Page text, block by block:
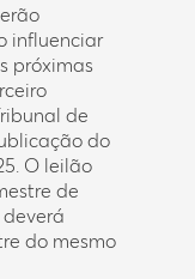
influenciar
próximas
de
do
O leilão
de
do mesmo